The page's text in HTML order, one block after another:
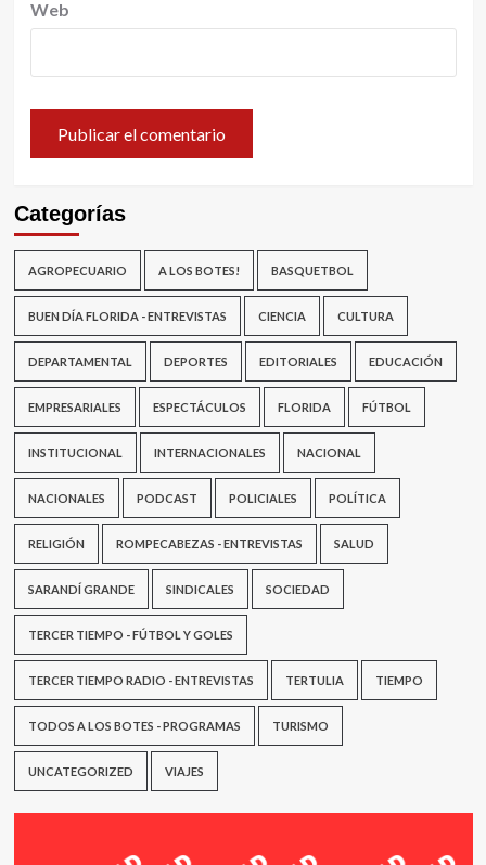
Web
Categorías
AGROPECUARIO A LOS BOTES! BASQUETBOL
BUEN DÍA FLORIDA - ENTREVISTAS CIENCIA CULTURA
DEPARTAMENTAL DEPORTES EDITORIALES EDUCACIÓN
EMPRESARIALES ESPECTÁCULOS FLORIDA FÚTBOL
INSTITUCIONAL INTERNACIONALES NACIONAL
NACIONALES PODCAST POLICIALES POLÍTICA
RELIGIÓN ROMPECABEZAS - ENTREVISTAS SALUD
SARANDÍ GRANDE SINDICALES SOCIEDAD
TERCER TIEMPO - FÚTBOL Y GOLES
TERCER TIEMPO RADIO - ENTREVISTAS TERTULIA TIEMPO
TODOS A LOS BOTES - PROGRAMAS TURISMO
UNCATEGORIZED VIAJES